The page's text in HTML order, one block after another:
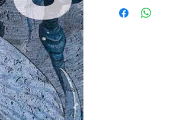
Editorial: IVREA